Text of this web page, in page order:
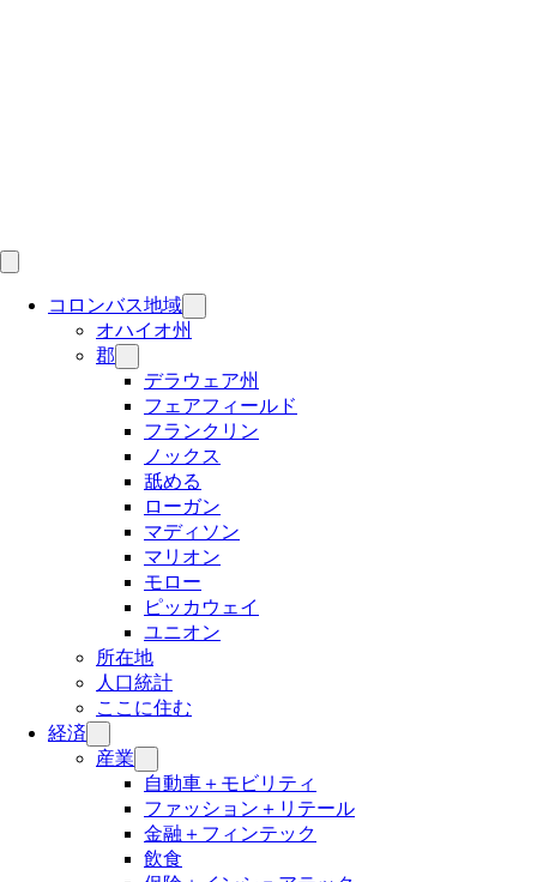
コロンバス地域
オハイオ州
郡
デラウェア州
フェアフィールド
フランクリン
ノックス
舐める
ローガン
マディソン
マリオン
モロー
ピッカウェイ
ユニオン
所在地
人口統計
ここに住む
経済
産業
自動車＋モビリティ
ファッション＋リテール
金融＋フィンテック
飲食